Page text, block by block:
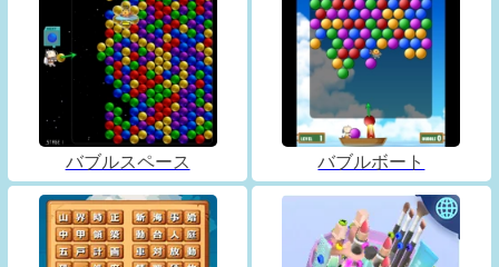
バブルスペース バブルボート